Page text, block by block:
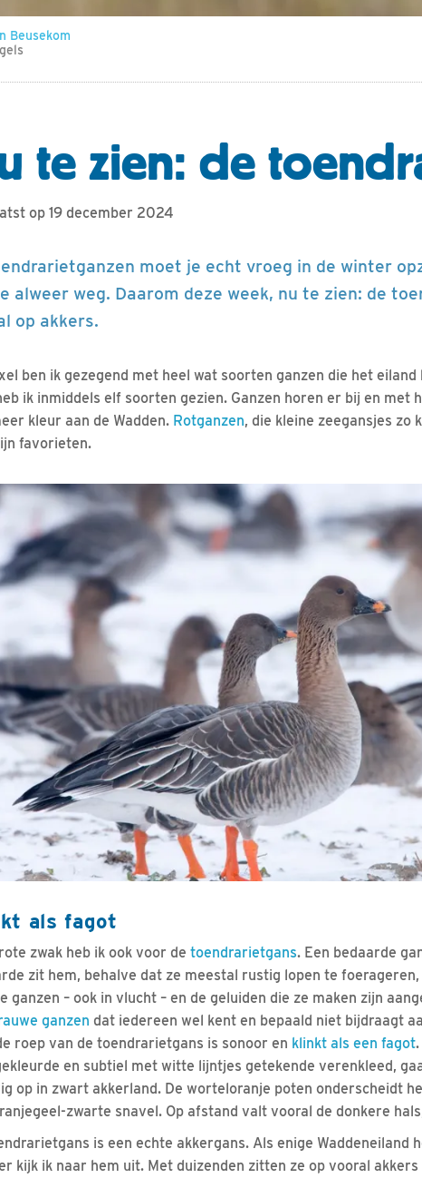
Beusekom
te zien: de
op 19 december 2024
moet je echt vroeg in de winter
alweer weg. Daarom deze week, nu te zien: de
op akkers.
ben ik gezegend met heel wat soorten ganzen die het
ik inmiddels elf soorten gezien. Ganzen horen er bij en met
kleur aan de Wadden. Rotganzen, die kleine zeegansjes zo
favorieten.
als fagot
zwak heb ik ook voor de toendrarietgans. Een bedaarde
zit hem, behalve dat ze meestal rustig lopen te
ganzen – ook in vlucht – en de geluiden die ze maken zijn
ganzen dat iedereen wel kent en bepaald niet bijdraagt
roep van de toendrarietgans is sonoor en klinkt als een fagot
en subtiel met witte lijntjes getekende verenkleed,
op in zwart akkerland. De worteloranje poten onderscheidt
zwarte snavel. Op afstand valt vooral de donkere
is een echte akkergans. Als enige Waddeneiland
kijk ik naar hem uit. Met duizenden zitten ze op vooral